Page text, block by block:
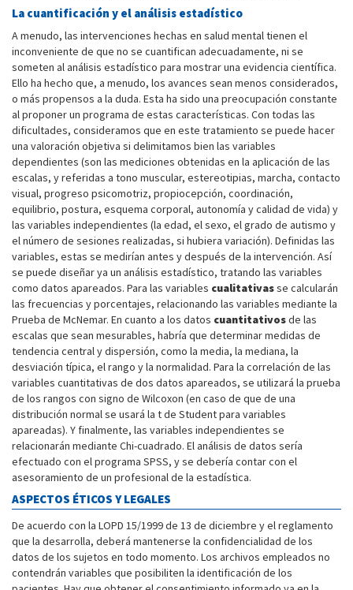
La cuantificación y el análisis estadístico
A menudo, las intervenciones hechas en salud mental tienen el
inconveniente de que no se cuantifican adecuadamente, ni se
someten al análisis estadístico para mostrar una evidencia científica.
Ello ha hecho que, a menudo, los avances sean menos considerados,
o más propensos a la duda. Esta ha sido una preocupación constante
al proponer un programa de estas características. Con todas las
dificultades, consideramos que en este tratamiento se puede hacer
una valoración objetiva si delimitamos bien las variables
dependientes (son las mediciones obtenidas en la aplicación de las
escalas, y referidas a tono muscular, estereotipias, marcha, contacto
visual, progreso psicomotriz, propiocepción, coordinación,
equilibrio, postura, esquema corporal, autonomía y calidad de vida) y
las variables independientes (la edad, el sexo, el grado de autismo y
el número de sesiones realizadas, si hubiera variación). Definidas las
variables, estas se medirían antes y después de la intervención. Así
se puede diseñar ya un análisis estadístico, tratando las variables
como datos apareados. Para las variables cualitativasse calcularán
las frecuencias y porcentajes, relacionando las variables mediante la
Prueba de McNemar. En cuanto a los datos cuantitativosde las
escalas que sean mesurables, habría que determinar medidas de
tendencia central y dispersión, como la media, la mediana, la
desviación típica, el rango y la normalidad. Para la correlación de las
variables cuantitativas de dos datos apareados, se utilizará la prueba
de los rangos con signo de Wilcoxon (en caso de que de una
distribución normal se usará la t de Student para variables
apareadas). Y finalmente, las variables independientes se
relacionarán mediante Chi-cuadrado. El análisis de datos sería
efectuado con el programa SPSS, y se debería contar con el
asesoramiento de un profesional de la estadística.
ASPECTOS ÉTICOS Y LEGALES
De acuerdo con la LOPD 15/1999 de 13 de diciembre y el reglamento
que la desarrolla, deberá mantenerse la confidencialidad de los
datos de los sujetos en todo momento. Los archivos empleados no
contendrán variables que posibiliten la identificación de los